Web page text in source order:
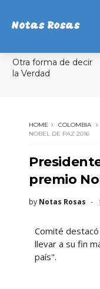
Notas Rosas
Otra forma de decir
la Verdad
HOME COLOMBIA
NOBEL DE PAZ 2016
premio
by Notas Rosas
Comité
llevar a su fin
país".